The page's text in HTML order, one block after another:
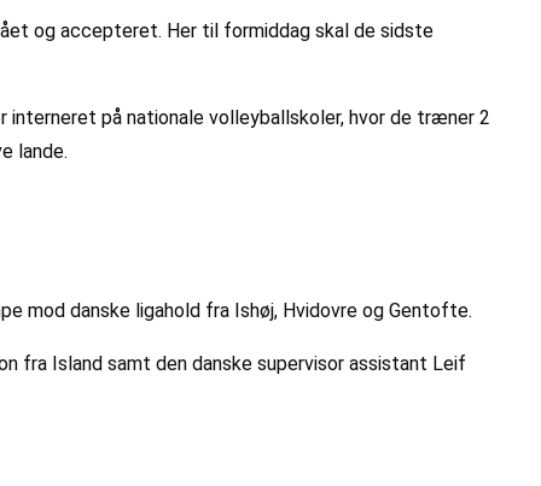
og accepteret. Her til formiddag skal de sidste
på nationale volleyballskoler, hvor de træner 2
lande.
mod danske ligahold fra Ishøj, Hvidovre og Gentofte.
fra Island samt den danske supervisor assistant Leif